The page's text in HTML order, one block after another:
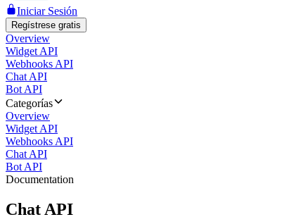
Iniciar Sesión
Regístrese gratis
Overview
Widget API
Webhooks API
Chat API
Bot API
Categorías
Overview
Widget API
Webhooks API
Chat API
Bot API
Documentation
Chat API